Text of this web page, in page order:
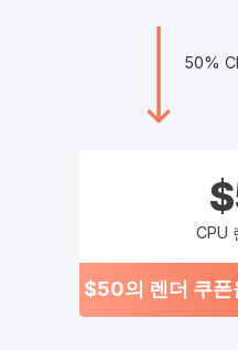
50%
CPU
$50의 렌더 쿠폰